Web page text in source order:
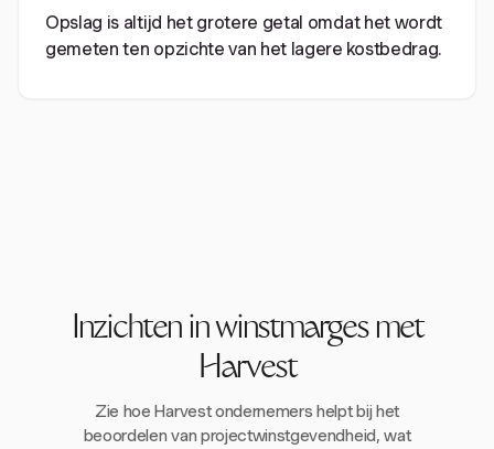
Opslag is altijd het grotere getal omdat het wordt
gemeten ten opzichte van het lagere kostbedrag.
Inzichten in winstmarges met
Harvest
Zie hoe Harvest ondernemers helpt bij het
beoordelen van projectwinstgevendheid, wat